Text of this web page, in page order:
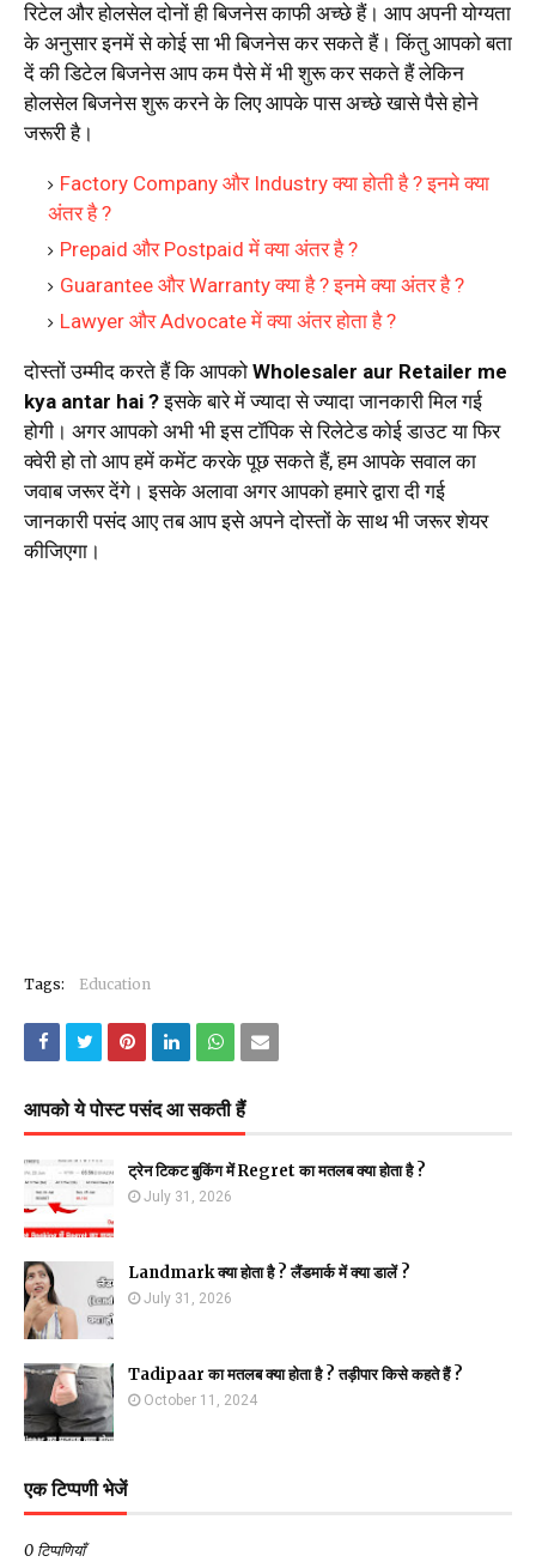
रिटेल और होलसेल दोनों ही बिजनेस काफी अच्छे हैं। आप अपनी योग्यता
के अनुसार इनमें से कोई सा भी बिजनेस कर सकते हैं। किंतु आपको बता
दें की डिटेल बिजनेस आप कम पैसे में भी शुरू कर सकते हैं लेकिन
होलसेल बिजनेस शुरू करने के लिए आपके पास अच्छे खासे पैसे होने
जरूरी है।
Factory Company और Industry क्या होती है ? इनमे क्या
अंतर है ?
Prepaid और Postpaid में क्या अंतर है ?
Guarantee और Warranty क्या है ? इनमे क्या अंतर है ?
Lawyer और Advocate में क्या अंतर होता है ?
दोस्तों उम्मीद करते हैं कि आपको Wholesaler aur Retailer me
kya antar hai ?इसके बारे में ज्यादा से ज्यादा जानकारी मिल गई
होगी। अगर आपको अभी भी इस टॉपिक से रिलेटेड कोई डाउट या फिर
क्वेरी हो तो आप हमें कमेंट करके पूछ सकते हैं, हम आपके सवाल का
जवाब जरूर देंगे। इसके अलावा अगर आपको हमारे द्वारा दी गई
जानकारी पसंद आए तब आप इसे अपने दोस्तों के साथ भी जरूर शेयर
कीजिएगा।
Tags: Education
आपको ये पोस्ट पसंद आ सकती हैं
ट्रेन टिकट बुकिंग में Regret का मतलब क्या होता है ?
July 31, 2026
Landmark क्या होता है ? लैंडमार्क में क्या डालें ?
July 31, 2026
Tadipaar का मतलब क्या होता है ? तड़ीपार किसे कहते हैं ?
October 11, 2024
एक टिप्पणी भेजें
0 टिप्पणियाँ